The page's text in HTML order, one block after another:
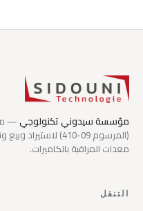
مؤسسة سيدوني تكنولوجي—
(المرسوم 09-410)
معدات المراقبة بالكاميرات.
التنقل